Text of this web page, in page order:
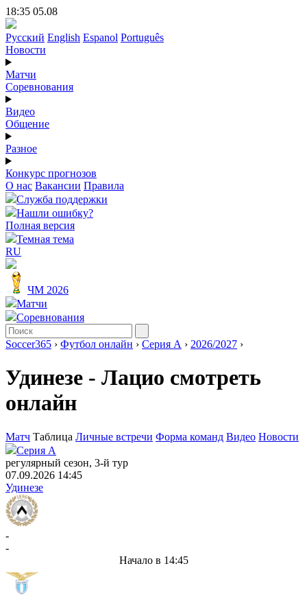
18:35 05.08
Русский English Espanol Português
Новости
Матчи
Соревнования
Видео
Общение
Разное
Конкурс прогнозов
О нас Вакансии Правила
Служба поддержки
Нашли ошибку?
Полная версия
Темная тема
RU
ЧМ 2026
Матчи
Соревнования
Soccer365 › Футбол онлайн › Серия А › 2026/2027 ›
Удинезе - Лацио смотреть
онлайн
Матч Таблица Личные встречи Форма команд Видео Новости
Серия А
регулярный сезон, 3-й тур
07.09.2026 14:45
Удинезе
-
-
Начало в 14:45